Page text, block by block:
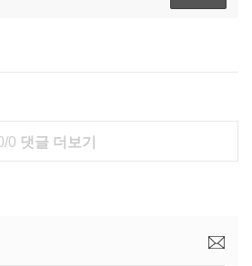
0 댓글 더보기